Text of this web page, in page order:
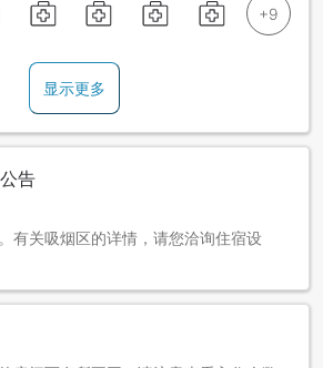
显示更多
告
有关吸烟区的详情，请您洽询住宿设